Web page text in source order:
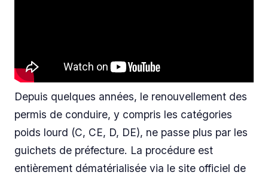
Depuis quelques années, le renouvellement des
permis de conduire, y compris les catégories
poids lourd (C, CE, D, DE), ne passe plus par les
guichets de préfecture. La procédure est
entièrement dématérialisée via le site officiel de